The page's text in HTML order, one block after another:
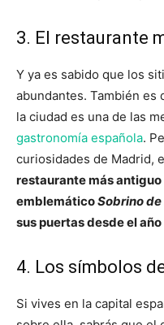
3. El restaurante
Y ya es sabido que los
abundantes. También
la ciudad es una de las
gastronomía española.
curiosidades de Madrid,
restaurante más
emblemáticoSobrino
sus puertas desde el año
4. Los símbolos
Si vives en la capital